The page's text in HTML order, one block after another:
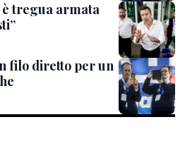
tregua armata
filo diretto per un